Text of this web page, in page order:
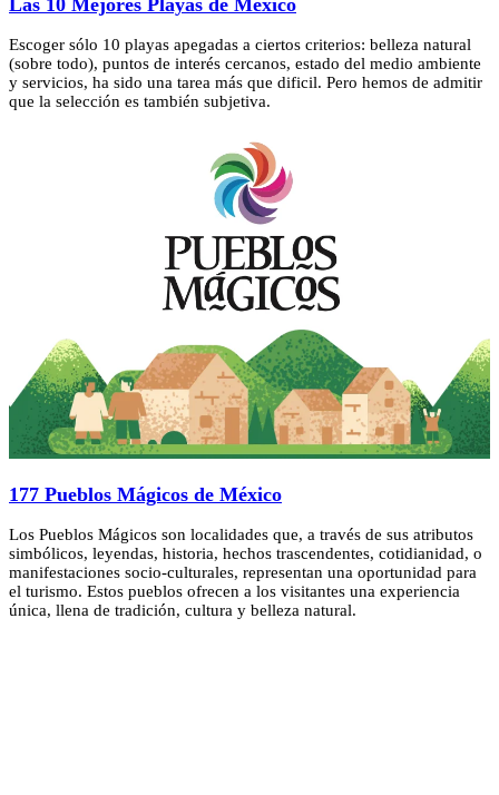
Escoger sólo 10 playas apegadas a ciertos criterios: belleza natural
(sobre todo), puntos de interés cercanos, estado del medio ambiente
y servicios, ha sido una tarea más que dificil. Pero hemos de admitir
que la selección es también subjetiva.
177 Pueblos Mágicos de México
Los Pueblos Mágicos son localidades que, a través de sus atributos
simbólicos, leyendas, historia, hechos trascendentes, cotidianidad, o
manifestaciones socio-culturales, representan una oportunidad para
el turismo. Estos pueblos ofrecen a los visitantes una experiencia
única, llena de tradición, cultura y belleza natural.